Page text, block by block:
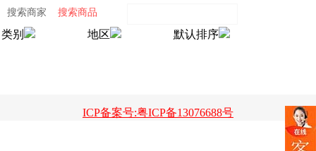
搜索商家 搜索商品
类别 地区 默认排序
ICP备案号:粤ICP备13076688号